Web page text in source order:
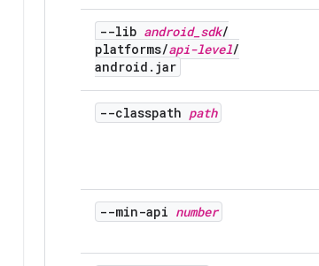
--lib android_ sdk/
platforms/api-level/
android . jar
--classpath path
--min-api number